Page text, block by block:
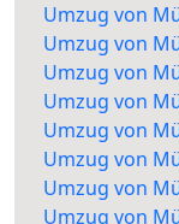
Umzug von
Umzug von
Umzug von
Umzug von
Umzug von
Umzug von
Umzug von
Umzug von